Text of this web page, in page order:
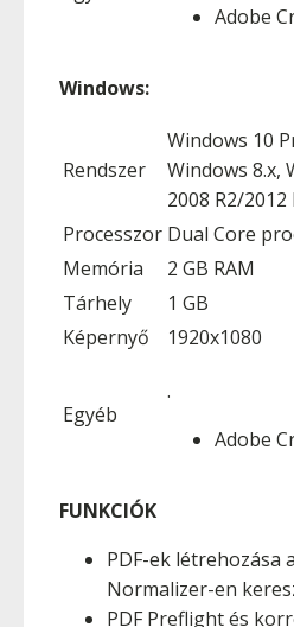
Adobe
Windows:
Rendszer
Windows 10
Windows 8.x,
2008 R2/2012
Processzor Dual Core
Memória
2 GB RAM
Tárhely
1 GB
Képernyő
1920x1080
Egyéb
.
Adobe
FUNKCIÓK
PDF-ek létrehozása
Normalizer-en
PDF Preflight és